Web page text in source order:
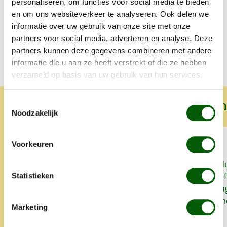
personaliseren, om functies voor social media te bieden
en om ons websiteverkeer te analyseren. Ook delen we
informatie over uw gebruik van onze site met onze
partners voor social media, adverteren en analyse. Deze
partners kunnen deze gegevens combineren met andere
informatie die u aan ze heeft verstrekt of die ze hebben
verzameld op basis van uw gebruik van hun services.
Noodzakelijk
Voorkeuren
Statistieken
Marketing
Voedingstabel
Wat onze klanten over ons zeggen
onze honden heeft onze
glanst zijn vacht weet mooi.
Snel, goed
het lekker.
zo'n klein
super. Alles is
opgegeten.